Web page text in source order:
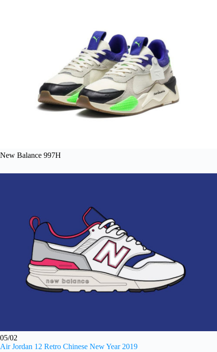
New Balance 997H
05/02
Air Jordan 12 Retro Chinese New Year 2019